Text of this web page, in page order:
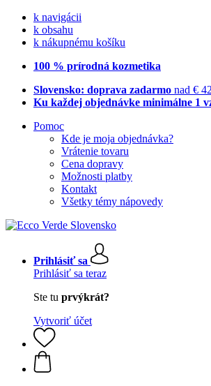
k navigácii
k obsahu
k nákupnému košíku
100 % prírodná kozmetika
Slovensko: doprava zadarmo nad €
Ku každej objednávke minimálne 1
Pomoc
Kde je moja objednávka?
Vrátenie tovaru
Cena dopravy
Možnosti platby
Kontakt
Všetky témy nápovedy
Prihlásiť sa
Prihlásiť sa teraz
Ste tu prvýkrát?
Vytvoriť účet